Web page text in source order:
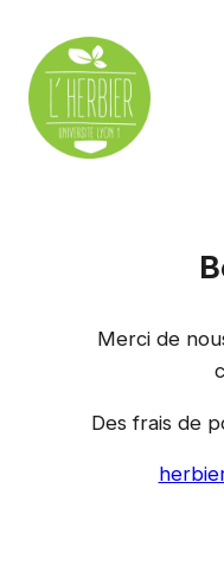
contenu
Merci de
Des frais de